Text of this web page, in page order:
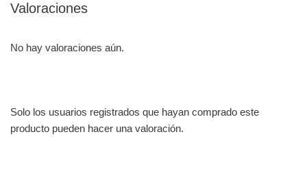
Valoraciones
No hay valoraciones aún.
Solo los usuarios registrados que hayan comprado este
producto pueden hacer una valoración.